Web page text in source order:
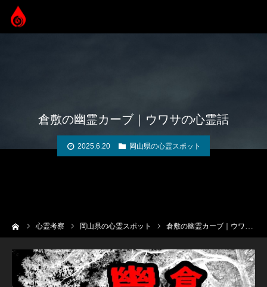
倉敷の幽霊カーブ｜ウワサの心霊話
2025.6.20 岡山県の心霊スポット
心霊考察 岡山県の心霊スポット 倉敷の幽霊カーブ｜ウワサの心霊話